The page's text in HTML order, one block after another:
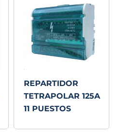
REPARTIDOR
TETRAPOLAR 125A
11 PUESTOS